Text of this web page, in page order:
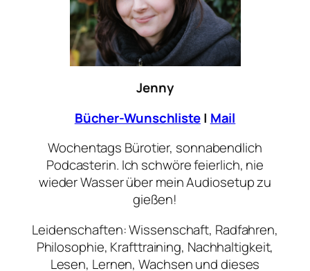
Jenny
Bücher-Wunschliste| Mail
Wochentags Bürotier, sonnabendlich
Podcasterin. Ich schwöre feierlich, nie
wieder Wasser über mein Audiosetup zu
gießen!
Leidenschaften: Wissenschaft, Radfahren,
Philosophie, Krafttraining, Nachhaltigkeit,
Lesen, Lernen, Wachsen und dieses